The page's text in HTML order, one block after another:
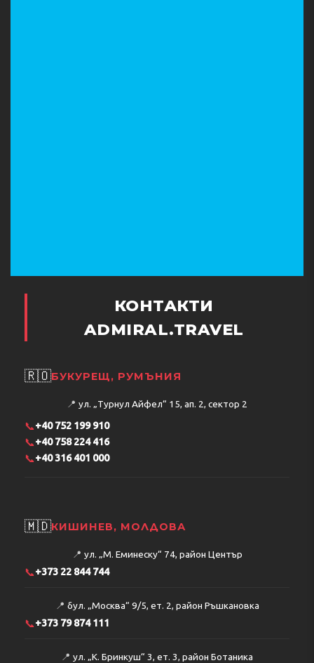
КОНТАКТИ
ADMIRAL.TRAVEL
🇷🇴БУКУРЕЩ, РУМЪНИЯ
📍 ул. „Турнул Айфел“ 15, ап. 2, сектор 2
📞+40 752 199 910
📞+40 758 224 416
📞+40 316 401 000
🇲🇩КИШИНЕВ, МОЛДОВА
📍 ул. „М. Еминеску“ 74, район Център
📞+373 22 844 744
📍 бул. „Москва“ 9/5, ет. 2, район Ръшкановка
📞+373 79 874 111
📍 ул. „К. Бринкуш“ 3, ет. 3, район Ботаника